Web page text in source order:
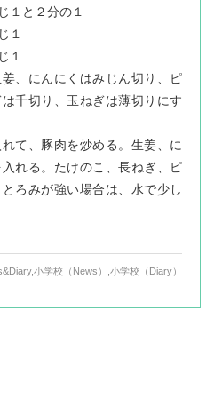
１と２分の１
１
１
、にんにくはみじん切り、ピ
千切り、玉ねぎは薄切りにす
て、豚肉を炒める。生姜、に
れる。たけのこ、長ねぎ、ピ
ろみが強い場合は、水で少し
,小学校（News） 小学校（Diary）